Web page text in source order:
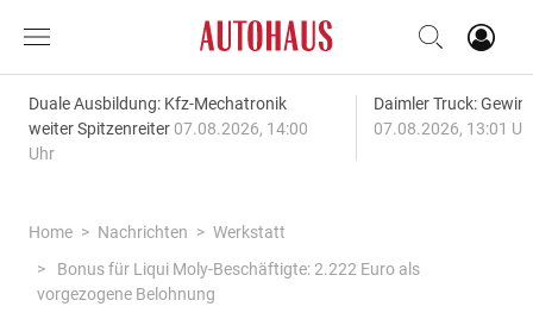
Duale Ausbildung: Kfz-Mechatronik
weiter Spitzenreiter 07.08.2026, 14:00
Uhr
Daimler Truck:
07.08.2026, 13:01
Home Nachrichten
Werkstatt
Bonus für Liqui Moly-Beschäftigte: 2.222 Euro als
vorgezogene Belohnung